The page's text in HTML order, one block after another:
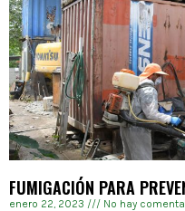
FUMIGACIÓN PARA
enero 22, 2023 No hay